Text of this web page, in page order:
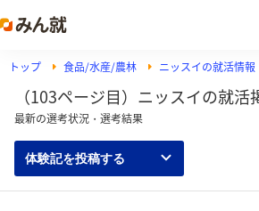
トップ 食品/水産/農林 ニッスイの就活情報
（103ページ目）ニッスイの就活
最新の選考状況・選考結果
体験記を投稿する